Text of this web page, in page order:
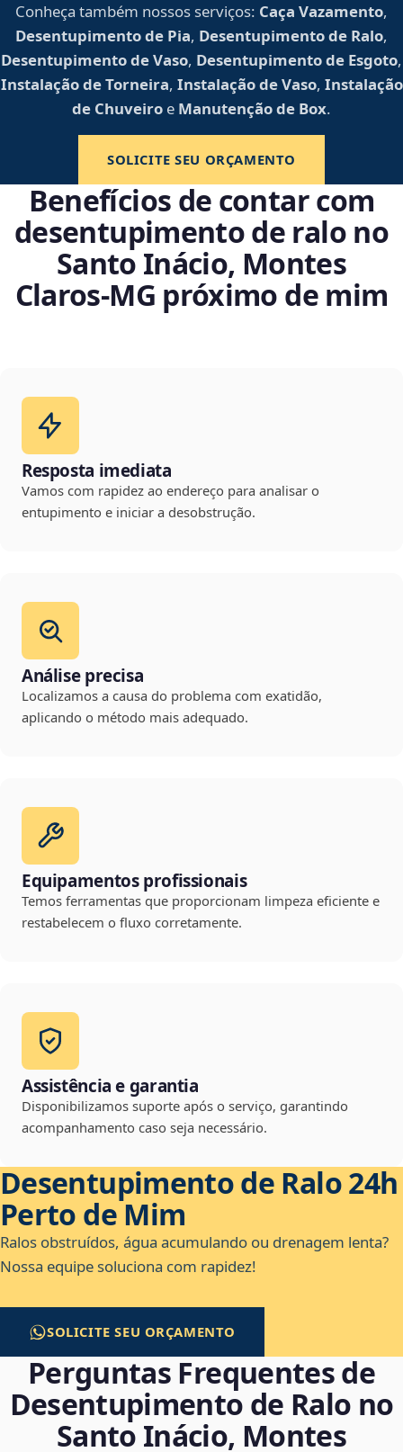
Conheça também nossos serviços: Caça Vazamento,
Desentupimento de Pia, Desentupimento de Ralo,
Desentupimento de Vaso, Desentupimento de Esgoto,
Instalação de Torneira, Instalação de Vaso, Instalação
de Chuveiro e Manutenção de Box.
SOLICITE SEU ORÇAMENTO
Benefícios de contar com
desentupimento de ralo no
Santo Inácio, Montes
Claros‑MG próximo de mim
Resposta imediata
Vamos com rapidez ao endereço para analisar o
entupimento e iniciar a desobstrução.
Análise precisa
Localizamos a causa do problema com exatidão,
aplicando o método mais adequado.
Equipamentos profissionais
Temos ferramentas que proporcionam limpeza eficiente e
restabelecem o fluxo corretamente.
Assistência e garantia
Disponibilizamos suporte após o serviço, garantindo
acompanhamento caso seja necessário.
Desentupimento de Ralo 24h
Perto de Mim
Ralos obstruídos, água acumulando ou drenagem lenta?
Nossa equipe soluciona com rapidez!
SOLICITE SEU ORÇAMENTO
Perguntas Frequentes de
Desentupimento de Ralo no
Santo Inácio, Montes